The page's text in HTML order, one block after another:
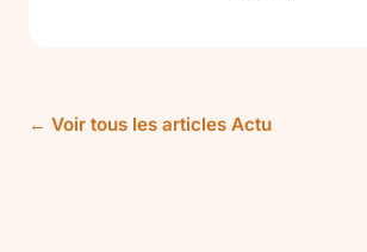
← Voir tous les articles Actu